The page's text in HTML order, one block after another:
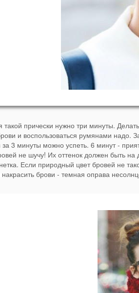
такой прически нужно три минуты.
и воспользоваться румянами надо.
за 3 минуты можно успеть. 6 минут -
не шучу! Их оттенок должен быть на
Если природный цвет бровей не
брови - темная оправа